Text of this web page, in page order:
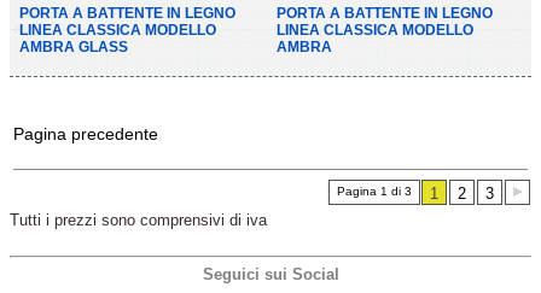
PORTA A BATTENTE IN LEGNO
LINEA CLASSICA MODELLO
AMBRA GLASS
PORTA A BATTENTE IN LEGNO
LINEA CLASSICA MODELLO
AMBRA
Pagina precedente
Pagina 1 di 3 1 2
3
Tutti i prezzi sono comprensivi di iva
Seguici sui Social